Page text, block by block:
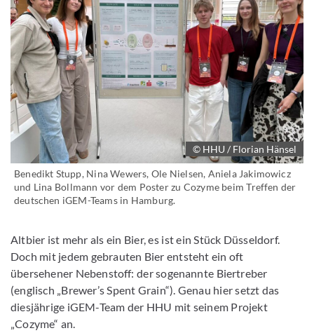
© HHU / Florian Hänsel
Benedikt Stupp, Nina Wewers, Ole Nielsen, Aniela Jakimowicz
und Lina Bollmann vor dem Poster zu Cozyme beim Treffen der
deutschen iGEM-Teams in Hamburg.
Altbier ist mehr als ein Bier, es ist ein Stück Düsseldorf.
Doch mit jedem gebrauten Bier entsteht ein oft
übersehener Nebenstoff: der sogenannte Biertreber
(englisch „Brewer’s Spent Grain“). Genau hier setzt das
diesjährige iGEM-Team der HHU mit seinem Projekt
„Cozyme“ an.